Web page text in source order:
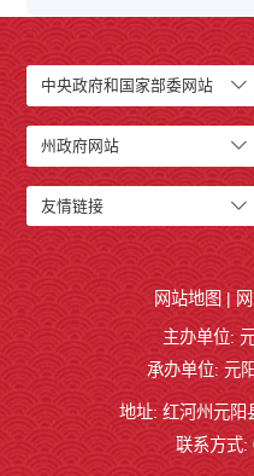
中央政府和国家部委网站
州政府网站
友情链接
网站地图 |
主办单位:
承办单位: 元
地址: 红河州元阳
联系方式: